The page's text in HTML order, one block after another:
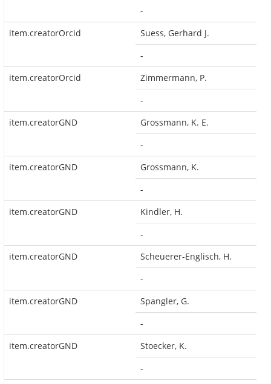
-
item.creatorOrcid
Suess, Gerhard J.
-
item.creatorOrcid
Zimmermann, P.
-
item.creatorGND
Grossmann, K. E.
-
item.creatorGND
Grossmann, K.
-
item.creatorGND
Kindler, H.
-
item.creatorGND
Scheuerer-Englisch, H.
-
item.creatorGND
Spangler, G.
-
item.creatorGND
Stoecker, K.
-